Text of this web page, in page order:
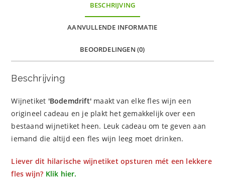
BESCHRIJVING
AANVULLENDE INFORMATIE
BEOORDELINGEN (0)
Beschrijving
Wijnetiket 'Bodemdrift' maakt van elke fles wijn een
origineel cadeau en je plakt het gemakkelijk over een
bestaand wijnetiket heen. Leuk cadeau om te geven aan
iemand die altijd een fles wijn leeg moet drinken.
Liever dit hilarische wijnetiket opsturen mét een lekkere
fles wijn? Klik hier.